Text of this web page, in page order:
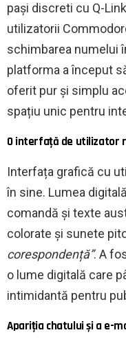
pași discreti cu Q-
utilizatorii
schimbarea numelui
platforma a început
oferit pur și simplu
spațiu unic pentru
O interfață de utilizator
Interfața grafică cu
în sine. Lumea
comandă și texte
colorate și sunete
corespondență”. A
o lume digitală care
intimidantă pentru
Apariția chatului și a e-